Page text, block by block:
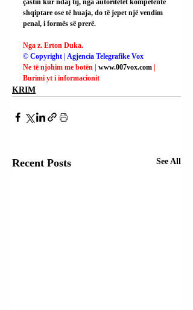
çastin kur ndaj tij, nga autoritetet kompetente
shqiptare ose të huaja, do të jepet një vendim
penal, i formës së prerë.
Nga z. Erton Duka.
© Copyright | Agjencia Telegrafike Vox
Ne të njohim me botën | www.007vox.com
Burimi yt i informacionit
KRIM
Recent Posts See All